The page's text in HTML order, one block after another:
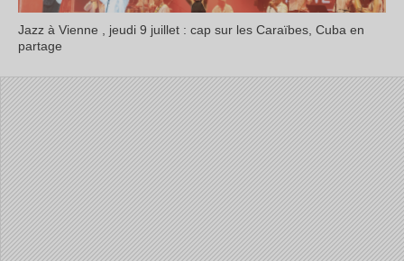
Jazz à Vienne , jeudi 9 juillet : cap sur les Caraïbes, Cuba en
partage